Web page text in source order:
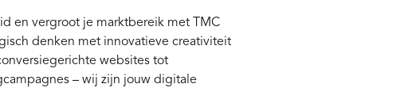
en vergroot je marktbereik met TMC
denken met innovatieve creativiteit
websites tot
– wij zijn jouw digitale